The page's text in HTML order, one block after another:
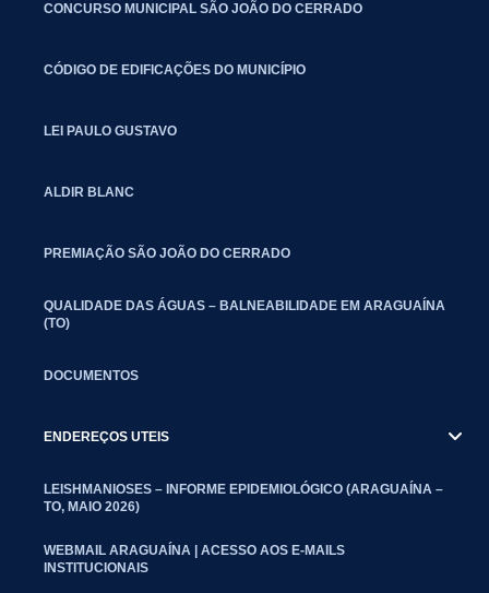
CONCURSO MUNICIPAL SÃO JOÃO DO CERRADO
CÓDIGO DE EDIFICAÇÕES DO MUNICÍPIO
LEI PAULO GUSTAVO
ALDIR BLANC
PREMIAÇÃO SÃO JOÃO DO CERRADO
QUALIDADE DAS ÁGUAS – BALNEABILIDADE EM ARAGUAÍNA
(TO)
DOCUMENTOS
ENDEREÇOS UTEIS
LEISHMANIOSES – INFORME EPIDEMIOLÓGICO (ARAGUAÍNA –
TO, MAIO 2026)
WEBMAIL ARAGUAÍNA | ACESSO AOS E-MAILS
INSTITUCIONAIS